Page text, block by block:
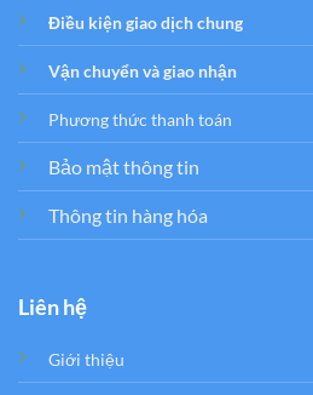
Điều kiện giao dịch chung
Vận chuyển và giao nhận
Phương thức thanh toán
Bảo mật thông tin
Thông tin hàng hóa
Liên hệ
Giới thiệu